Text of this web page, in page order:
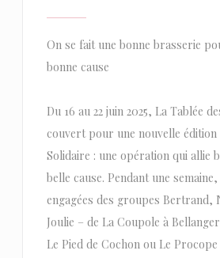
On se fait une bonne brasserie
bonne cause
Du 16 au 22 juin 2025, La Tablée
couvert pour une nouvelle édition
Solidaire : une opération qui allie
belle cause. Pendant une
engagées des groupes Bertrand,
Joulie – de La Coupole à
Le Pied de Cochon ou Le